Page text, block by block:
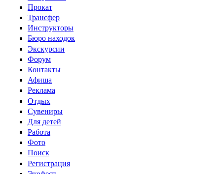
Прокат
Трансфер
Инструкторы
Бюро находок
Экскурсии
Форум
Контакты
Афиша
Реклама
Отдых
Сувениры
Для детей
Работа
Фото
Поиск
Регистрация